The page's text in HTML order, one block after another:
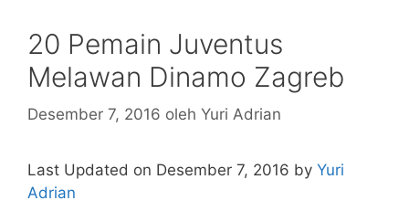
20 Pemain Juventus
Melawan Dinamo Zagreb
Desember 7, 2016 oleh Yuri Adrian
Last Updated on Desember 7, 2016 by Yuri
Adrian